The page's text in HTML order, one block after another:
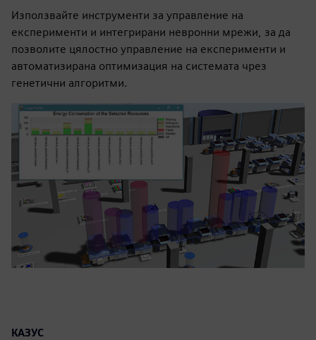
Използвайте инструменти за управление на
експерименти и интегрирани невронни мрежи, за да
позволите цялостно управление на експерименти и
автоматизирана оптимизация на системата чрез
генетични алгоритми.
КАЗУС